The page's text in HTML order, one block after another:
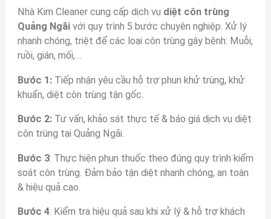
Nhà Kim Cleaner cung cấp dịch vụ diệt côn trùng
Quảng Ngãivới quy trình 5 bước chuyên nghiệp. Xử lý
nhanh chóng, triệt để các loại côn trùng gây bênh: Muỗi,
ruồi, gián, mối,…
Bước 1:Tiếp nhận yêu cầu hỗ trợ phun khử trùng, khử
khuẩn, diệt côn trùng tận gốc.
Bước 2: Tư vấn, khảo sát thực tế & báo giá dịch vụ diệt
côn trùng tại Quảng Ngãi.
Bước 3: Thực hiện phun thuốc theo đúng quy trình kiểm
soát côn trùng. Đảm bảo tận diệt nhanh chóng, an toàn
& hiệu quả cao.
Bước 4: Kiểm tra hiệu quả sau khi xử lý & hỗ trợ khách